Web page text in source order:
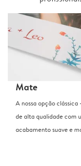
Mate
A nossa opção clássica
de alta qualidade com
acabamento suave e